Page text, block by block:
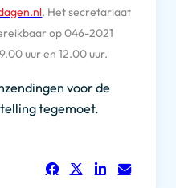
. Het secretariaat
op 046-2021
uur en 12.00 uur.
voor de
tegemoet.